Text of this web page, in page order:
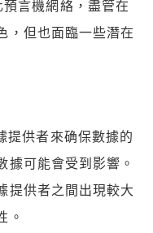
言機網絡，盡管在
，但也面臨一些潛在
供者來确保數據的
據可能會受到影響。
提供者之間出現較大
。